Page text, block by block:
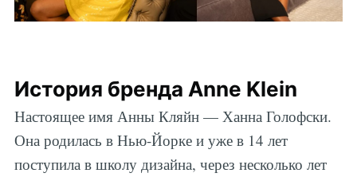
История бренда Anne Klein
Настоящее имя Анны Кляйн — Ханна Голофски.
Она родилась в Нью-Йорке и уже в 14 лет
поступила в школу дизайна, через несколько лет